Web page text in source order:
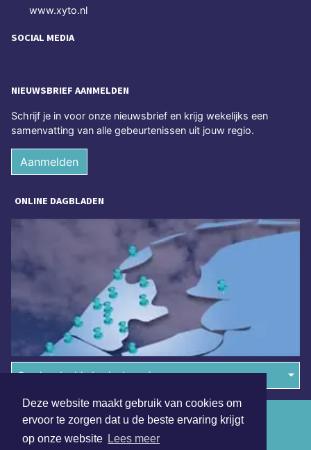
Deze website maakt gebruik van cookies om
ervoor te zorgen dat u de beste ervaring krijgt
op onze website Lees meer
www.xyto.nl
SOCIAL MEDIA
NIEUWSBRIEF AANMELDEN
Schrijf je in voor onze nieuwsbrief en krijg wekelijks een
samenvatting van alle gebeurtenissen uit jouw regio.
Aanmelden
ONLINE DAGBLADEN
Overige dagbladen in de regio
Algemene voorwaarden
Disclaimer